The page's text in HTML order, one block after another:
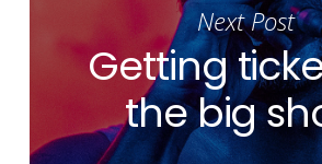
Next Post
Getting
the big